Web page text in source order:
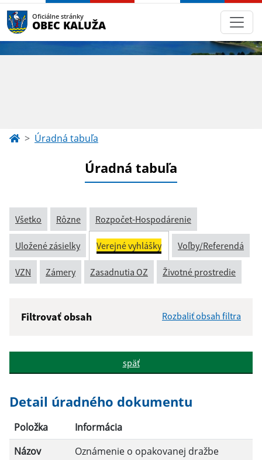
Oficiálne stránky
OBEC KALUŽA
Úradná tabuľa
Úradná tabuľa
Všetko Rôzne Rozpočet-Hospodárenie
Uložené zásielky Verejné vyhlášky Voľby/Referendá
VZN Zámery Zasadnutia OZ Životné prostredie
Filtrovať obsah Rozbaliť obsah filtra
Popis:
Dátum zverejnenia do:
späť
Detail úradného dokumentu
Položka
Informácia
Názov
Oznámenie o opakovanej dražbe